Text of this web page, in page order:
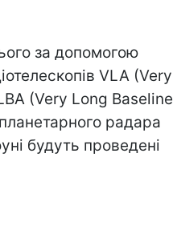
за допомогою
VLA (Very
(Very Long Baseline
радара
будуть проведені